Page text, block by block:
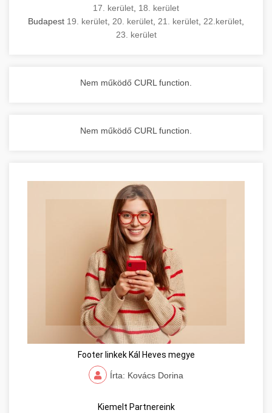
17. kerület 18. kerület
Budapest 19. kerület 20. kerület 21. kerület 22.kerület
23. kerület
Nem működő CURL function.
Nem működő CURL function.
Footer linkek Kál Heves megye
Írta: Kovács Dorina
Kiemelt Partnereink